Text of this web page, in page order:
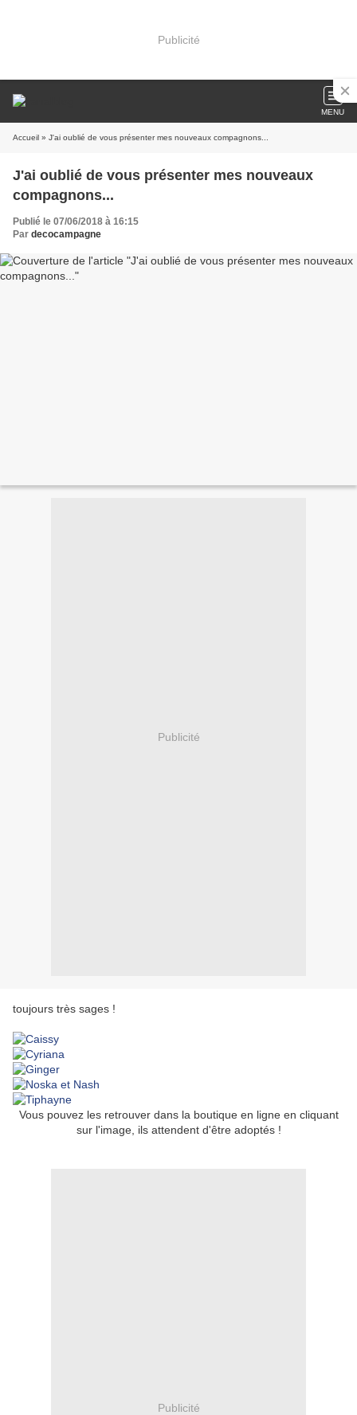
Publicité
MENU
Accueil » J'ai oublié de vous présenter mes nouveaux compagnons...
J'ai oublié de vous présenter mes nouveaux
compagnons...
Publié le 07/06/2018 à 16:15
Par decocampagne
Publicité
toujours très sages !
Vous pouvez les retrouver dans la boutique en ligne en cliquant
sur l'image, ils attendent d'être adoptés !
Publicité